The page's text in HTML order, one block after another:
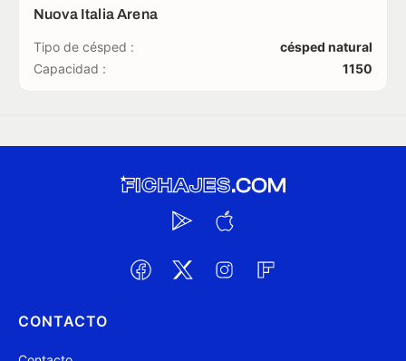
Nuova Italia Arena
Tipo de césped :
césped natural
Capacidad :
1150
CONTACTO